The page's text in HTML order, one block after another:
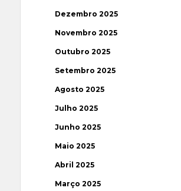
Dezembro 2025
Novembro 2025
Outubro 2025
Setembro 2025
Agosto 2025
Julho 2025
Junho 2025
Maio 2025
Abril 2025
Março 2025